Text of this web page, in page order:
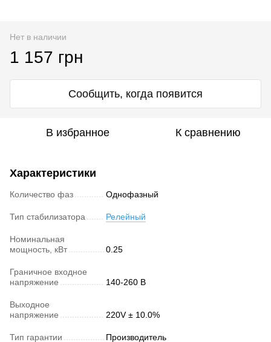
Нет в наличии
1 157 грн
Сообщить, когда появится
В избранное К сравнению
Характеристики
Количество фаз Однофазный
Тип стабилизатора Релейный
Номинальная
мощность, кВт
0.25
Граничное входное
напряжение
140-260 В
Выходное
напряжение
220V ± 10.0%
Тип гарантии Производитель